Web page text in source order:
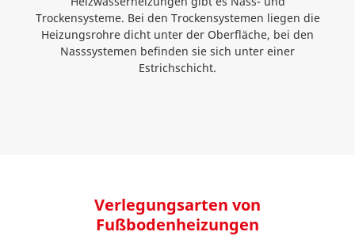
Trockensysteme. Bei den Trockensystemen liegen die
Heizungsrohre dicht unter der Oberfläche, bei den
Nasssystemen befinden sie sich unter einer
Estrichschicht.
Verlegungsarten von
Fußbodenheizungen